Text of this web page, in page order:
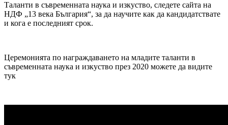
Таланти в съвременната наука и изкуство, следете сайта на
НДФ „13 века България“, за да научите как да кандидатствате
и кога е последният срок.
Церемонията по награждаването на младите таланти в
съвременната наука и изкуство през 2020 можете да видите
тук